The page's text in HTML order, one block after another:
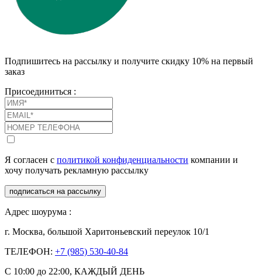
Подпишитесь на рассылку и получите скидку 10% на первый
заказ
Присоединиться :
Я согласен с политикой конфиденциальности компании и
хочу получать рекламную рассылку
подписаться на рассылку
Адрес шоурума :
г. Москва, большой Харитоньевский переулок 10/1
ТЕЛЕФОН: +7 (985) 530-40-84
С 10:00 до 22:00, КАЖДЫЙ ДЕНЬ